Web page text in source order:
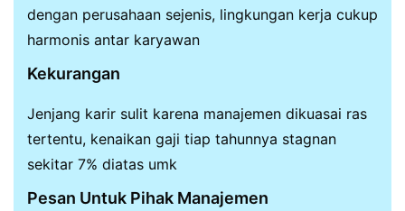
dengan perusahaan sejenis, lingkungan kerja cukup
harmonis antar karyawan
Kekurangan
Jenjang karir sulit karena manajemen dikuasai ras
tertentu, kenaikan gaji tiap tahunnya stagnan
sekitar 7% diatas umk
Pesan Untuk Pihak Manajemen